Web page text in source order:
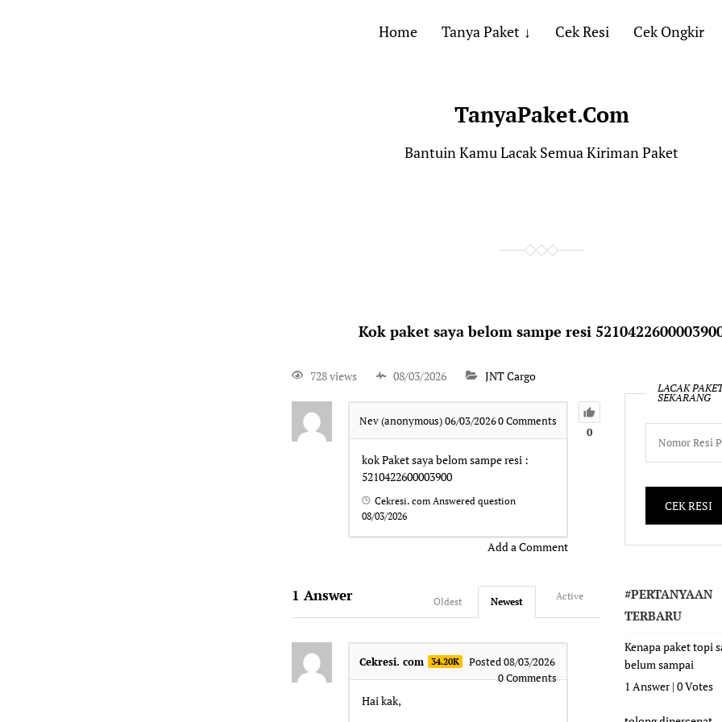
Home Tanya Paket Cek Resi Cek Ongkir
TanyaPaket.Com
Bantuin Kamu Lacak Semua Kiriman Paket
Kok paket saya belom sampe resi
728 views 08/03/2026 JNT Cargo
0
Nev (anonymous)06/03/20260Comments
kok Paket saya belom sampe resi :
5210422600003900
Cekresi. com Answered question
08/03/2026
Add a Comment
1 Answer Active
Newest
Oldest
Cekresi. com 34.20K
Posted 08/03/2026
0Comments
Hai kak,
LACAK
SEKARANG
#PERTANYAAN
TERBARU
Kenapa paket topi
belum sampai
1 Answer|0 Votes